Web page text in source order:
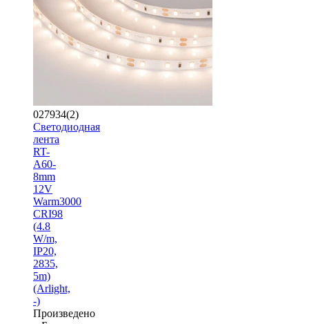
027934(2)
Светодиодная
лента
RT-
A60-
8mm
12V
Warm3000
CRI98
(4.8
W/m,
IP20,
2835,
5m)
(Arlight,
-)
Произведено